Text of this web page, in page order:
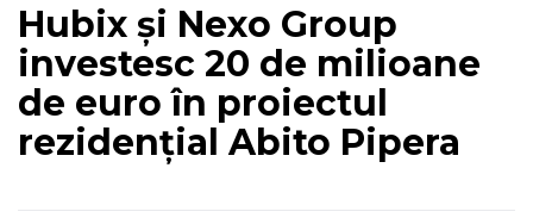
Hubix și Nexo Group
investesc 20 de milioane
de euro în proiectul
rezidențial Abito Pipera